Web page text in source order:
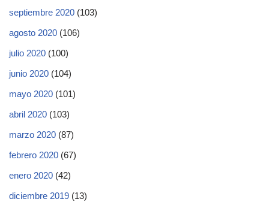
septiembre 2020 (103)
agosto 2020 (106)
julio 2020 (100)
junio 2020 (104)
mayo 2020 (101)
abril 2020 (103)
marzo 2020 (87)
febrero 2020 (67)
enero 2020 (42)
diciembre 2019 (13)